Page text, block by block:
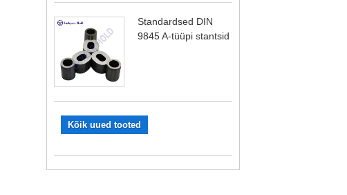
Standardsed DIN
9845 A-tüüpi stantsid
Kõik uued tooted